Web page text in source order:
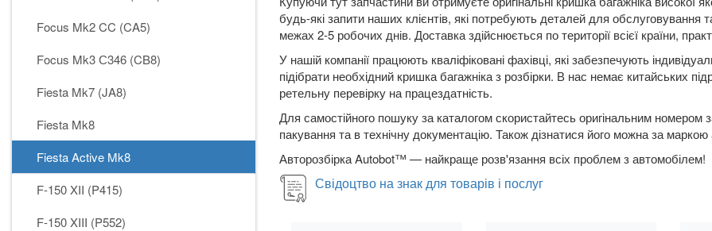
Focus Mk2 CC (CA5)
Focus Mk3 С346 (CB8)
Fiesta Mk7 (JA8)
Fiesta Mk8
Fiesta Active Mk8
F-150 XII (P415)
F-150 XIII (P552)
будь-які запити наших клієнтів, які потребують деталей для
межах 2-5 робочих днів. Доставка здійснюється по території всієї країни,
У нашій компанії працюють кваліфіковані фахівці, які забезпечують
підібрати необхідний кришка багажніка з розбірки. В нас немає китайських
ретельну перевірку на працездатність.
Для самостійного пошуку за каталогом скористайтесь оригінальним номером
пакування та в технічну документацію. Також дізнатися його можна за
Авторозбірка Autobot™ — найкраще розв'язання всіх проблем з автомобілем!
Свідоцтво на знак для товарів і послуг